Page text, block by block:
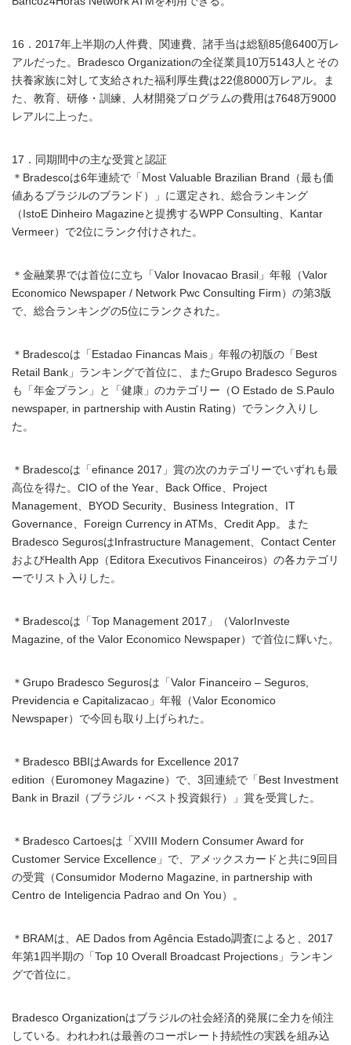
16．2017年上半期の人件費、関連費、諸手当は総額85億6400万レ
アルだった。Bradesco Organizationの全従業員10万5143人とその
扶養家族に対して支給された福利厚生費は22億8000万レアル。ま
た、教育、研修・訓練、人材開発プログラムの費用は7648万9000
レアルに上った。
17．同期間中の主な受賞と認証
＊Bradescoは6年連続で「Most Valuable Brazilian Brand（最も価
値あるブラジルのブランド）」に選定され、総合ランキング
（IstoE Dinheiro Magazineと提携するWPP Consulting、Kantar
Vermeer）で2位にランク付けされた。
＊金融業界では首位に立ち「Valor Inovacao Brasil」年報（Valor
Economico Newspaper / Network Pwc Consulting Firm）の第3版
で、総合ランキングの5位にランクされた。
＊Bradescoは「Estadao Financas Mais」年報の初版の「Best
Retail Bank」ランキングで首位に、またGrupo Bradesco Seguros
も「年金プラン」と「健康」のカテゴリー（O Estado de S.Paulo
newspaper, in partnership with Austin Rating）でランク入りし
た。
＊Bradescoは「efinance 2017」賞の次のカテゴリーでいずれも最
高位を得た。CIO of the Year、Back Office、Project
Management、BYOD Security、Business Integration、IT
Governance、Foreign Currency in ATMs、Credit App。また
Bradesco SegurosはInfrastructure Management、Contact Center
およびHealth App（Editora Executivos Financeiros）の各カテゴリ
ーでリスト入りした。
＊Bradescoは「Top Management 2017」（ValorInveste
Magazine, of the Valor Economico Newspaper）で首位に輝いた。
＊Grupo Bradesco Segurosは「Valor Financeiro – Seguros,
Previdencia e Capitalizacao」年報（Valor Economico
Newspaper）で今回も取り上げられた。
＊Bradesco BBIはAwards for Excellence 2017
edition（Euromoney Magazine）で、3回連続で「Best Investment
Bank in Brazil（ブラジル・ベスト投資銀行）」賞を受賞した。
＊Bradesco Cartoesは「XVIII Modern Consumer Award for
Customer Service Excellence」で、アメックスカードと共に9回目
の受賞（Consumidor Moderno Magazine, in partnership with
Centro de Inteligencia Padrao and On You）。
＊BRAMは、AE Dados from Agência Estado調査によると、2017
年第1四半期の「Top 10 Overall Broadcast Projections」ランキン
グで首位に。
Bradesco Organizationはブラジルの社会経済的発展に全力を傾注
している。われわれは最善のコーポレート持続性の実践を組み込